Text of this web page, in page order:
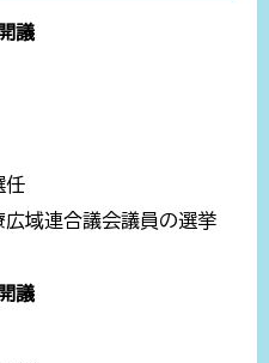
議
任
域連合議会議員の選挙
議